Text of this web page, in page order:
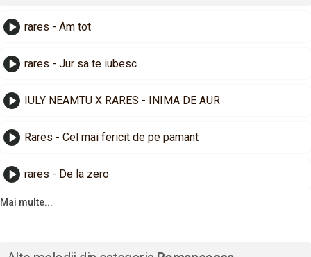
rares - Am tot
rares - Jur sa te iubesc
IULY NEAMTU X RARES - INIMA DE AUR
Rares - Cel mai fericit de pe pamant
rares - De la zero
Mai multe...